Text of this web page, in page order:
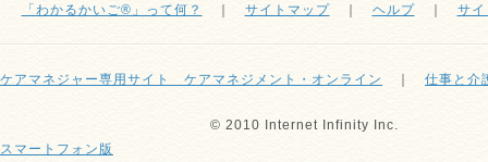
「わかるかいご®」って何？ サイトマップ｜ ヘルプ｜ サ
ケアマネジャー専用サイト ケアマネジメント・オンライン 仕事と介
© 2010 Internet Infinity Inc.
スマートフォン版